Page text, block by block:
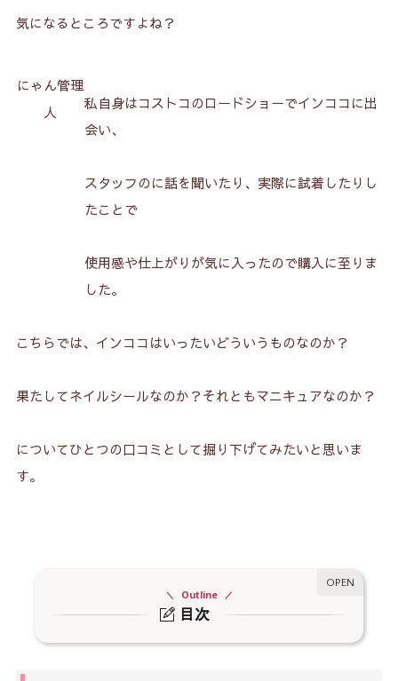
気になるところですよね？
にゃん管理
人
私自身はコストコのロードショーでインココに出
会い、
スタッフのに話を聞いたり、実際に試着したりし
たことで
使用感や仕上がりが気に入ったので購入に至りま
した。
こちらでは、インココはいったいどういうものなのか？
果たしてネイルシールなのか？それともマニキュアなのか？
についてひとつの口コミとして掘り下げてみたいと思いま
す。
目次
Outline